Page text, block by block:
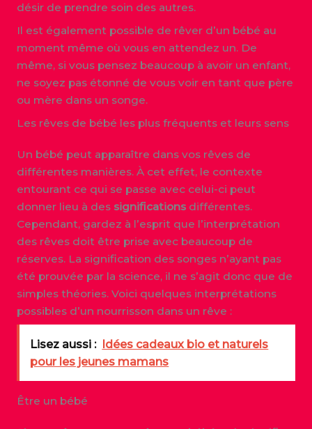
désir de prendre soin des autres.
Il est également possible de rêver d’un bébé au
moment même où vous en attendez un. De
même, si vous pensez beaucoup à avoir un enfant,
ne soyez pas étonné de vous voir en tant que père
ou mère dans un songe.
Les rêves de bébé les plus fréquents et leurs sens
Un bébé peut apparaître dans vos rêves de
différentes manières. À cet effet, le contexte
entourant ce qui se passe avec celui-ci peut
donner lieu à des significationsdifférentes.
Cependant, gardez à l’esprit que l’interprétation
des rêves doit être prise avec beaucoup de
réserves. La signification des songes n’ayant pas
été prouvée par la science, il ne s’agit donc que de
simples théories. Voici quelques interprétations
possibles d’un nourrisson dans un rêve :
Lisez aussi : Idées cadeaux bio et naturels
pour les jeunes mamans
Être un bébé